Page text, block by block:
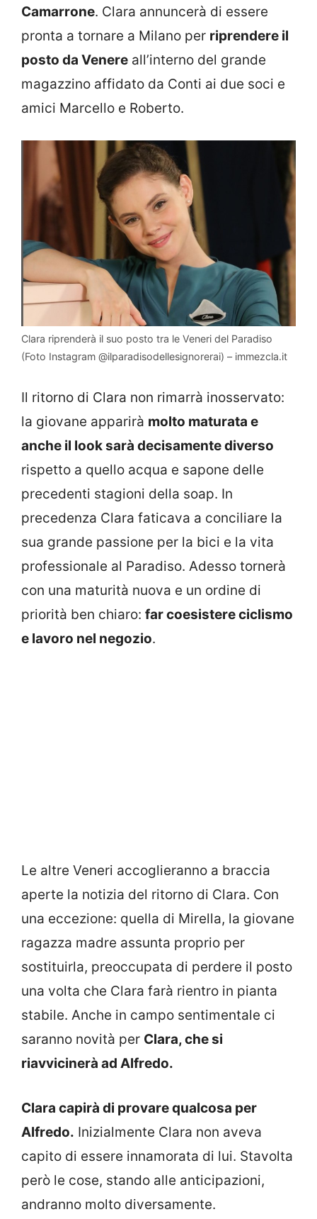
Camarrone. Clara annuncerà di essere
pronta a tornare a Milano per riprendere il
posto da Venere all’interno del grande
magazzino affidato da Conti ai due soci e
amici Marcello e Roberto.
Clara riprenderà il suo posto tra le Veneri del Paradiso
(Foto Instagram @ilparadisodellesignorerai) – immezcla.it
Il ritorno di Clara non rimarrà inosservato:
la giovane apparirà molto maturata e
anche il look sarà decisamente diverso
rispetto a quello acqua e sapone delle
precedenti stagioni della soap. In
precedenza Clara faticava a conciliare la
sua grande passione per la bici e la vita
professionale al Paradiso. Adesso tornerà
con una maturità nuova e un ordine di
priorità ben chiaro: far coesistere ciclismo
e lavoro nel negozio.
Le altre Veneri accoglieranno a braccia
aperte la notizia del ritorno di Clara. Con
una eccezione: quella di Mirella, la giovane
ragazza madre assunta proprio per
sostituirla, preoccupata di perdere il posto
una volta che Clara farà rientro in pianta
stabile. Anche in campo sentimentale ci
saranno novità per Clara, che si
riavvicinerà ad Alfredo.
Clara capirà di provare qualcosa per
Alfredo. Inizialmente Clara non aveva
capito di essere innamorata di lui. Stavolta
però le cose, stando alle anticipazioni,
andranno molto diversamente.